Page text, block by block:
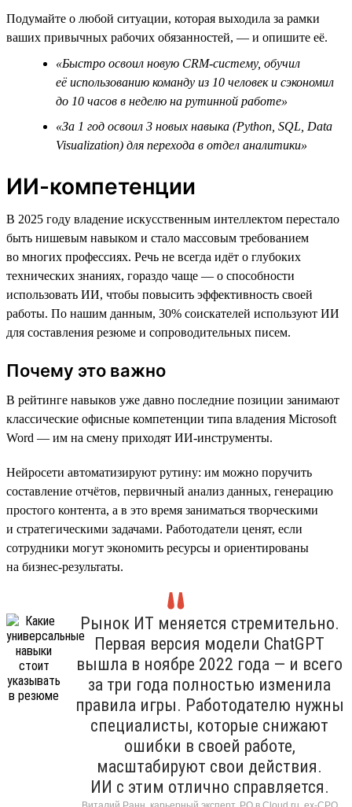
Подумайте о любой ситуации, которая выходила за рамки
ваших привычных рабочих обязанностей, — и опишите её.
«Быстро освоил новую CRM-систему, обучил
её использованию команду из 10 человек и сэкономил
до 10 часов в неделю на рутинной работе»
«За 1 год освоил 3 новых навыка (Python, SQL, Data
Visualization) для перехода в отдел аналитики»
ИИ-компетенции
В 2025 году владение искусственным интеллектом перестало
быть нишевым навыком и стало массовым требованием
во многих профессиях. Речь не всегда идёт о глубоких
технических знаниях, гораздо чаще — о способности
использовать ИИ, чтобы повысить эффективность своей
работы. По нашим данным, 30% соискателей используют ИИ
для составления резюме и сопроводительных писем.
Почему это важно
В рейтинге навыков уже давно последние позиции занимают
классические офисные компетенции типа владения Microsoft
Word — им на смену приходят ИИ-инструменты.
Нейросети автоматизируют рутину: им можно поручить
составление отчётов, первичный анализ данных, генерацию
простого контента, а в это время заниматься творческими
и стратегическими задачами. Работодатели ценят, если
сотрудники могут экономить ресурсы и ориентированы
на бизнес-результаты.
Рынок ИТ меняется стремительно.
Первая версия модели ChatGPT
вышла в ноябре 2022 года — и всего
за три года полностью изменила
правила игры. Работодателю нужны
специалисты, которые снижают
ошибки в своей работе,
масштабируют свои действия.
ИИ с этим отлично справляется.